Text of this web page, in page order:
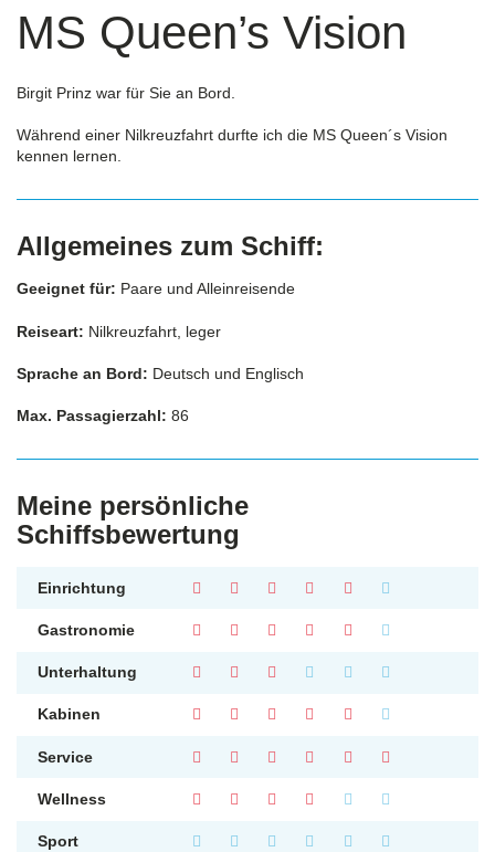
MS Queen’s Vision
Birgit Prinz war für Sie an Bord.
Während einer Nilkreuzfahrt durfte ich die MS Queen´s Vision
kennen lernen.
Allgemeines zum Schiff:
Geeignet für: Paare und Alleinreisende
Reiseart: Nilkreuzfahrt, leger
Sprache an Bord: Deutsch und Englisch
Max. Passagierzahl: 86
Meine persönliche
Schiffsbewertung
Einrichtung
Gastronomie
Unterhaltung
Kabinen
Service
Wellness
Sport